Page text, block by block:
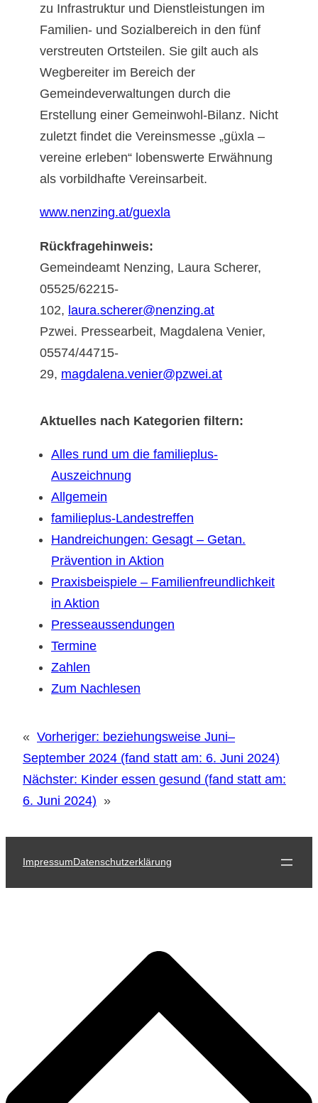
zu Infrastruktur und Dienstleistungen im
Familien- und Sozialbereich in den fünf
verstreuten Ortsteilen. Sie gilt auch als
Wegbereiter im Bereich der
Gemeindeverwaltungen durch die
Erstellung einer Gemeinwohl-Bilanz. Nicht
zuletzt findet die Vereinsmesse „güxla –
vereine erleben“ lobenswerte Erwähnung
als vorbildhafte Vereinsarbeit.
www.nenzing.at/guexla
Rückfragehinweis:
Gemeindeamt Nenzing, Laura Scherer,
05525/62215-
102, laura.scherer@nenzing.at
Pzwei. Pressearbeit, Magdalena Venier,
05574/44715-
29, magdalena.venier@pzwei.at
Aktuelles nach Kategorien filtern:
Alles rund um die familieplus-
Auszeichnung
Allgemein
familieplus-Landestreffen
Handreichungen: Gesagt – Getan.
Prävention in Aktion
Praxisbeispiele – Familienfreundlichkeit
in Aktion
Presseaussendungen
Termine
Zahlen
Zum Nachlesen
« Vorheriger: beziehungsweise Juni–
September 2024 (fand statt am: 6. Juni 2024)
Nächster: Kinder essen gesund (fand statt am:
6. Juni 2024) »
ImpressumDatenschutzerklärung